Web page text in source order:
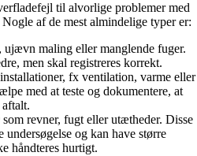
til alvorlige problemer med
af de mest almindelige typer er:
ujævn maling eller manglende fuger.
men skal registreres korrekt.
fx ventilation, varme eller
med at teste og dokumentere, at
som revner, fugt eller utætheder. Disse
og kan have større
håndteres hurtigt.